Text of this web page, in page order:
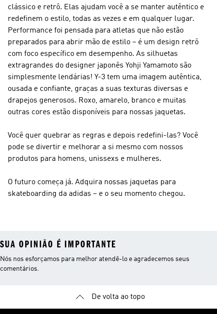
clássico e retrô. Elas ajudam você a se manter autêntico e
redefinem o estilo, todas as vezes e em qualquer lugar.
Performance foi pensada para atletas que não estão
preparados para abrir mão de estilo – é um design retrô
com foco específico em desempenho. As silhuetas
extragrandes do designer japonês Yohji Yamamoto são
simplesmente lendárias! Y-3 tem uma imagem autêntica,
ousada e confiante, graças a suas texturas diversas e
drapejos generosos. Roxo, amarelo, branco e muitas
outras cores estão disponíveis para nossas jaquetas.
Você quer quebrar as regras e depois redefini-las? Você
pode se divertir e melhorar a si mesmo com nossos
produtos para homens, unissexs e mulheres.
O futuro começa já. Adquira nossas jaquetas para
skateboarding da adidas – e o seu momento chegou.
SUA OPINIÃO É IMPORTANTE
Nós nos esforçamos para melhor atendê-lo e agradecemos seus
comentários.
De volta ao topo